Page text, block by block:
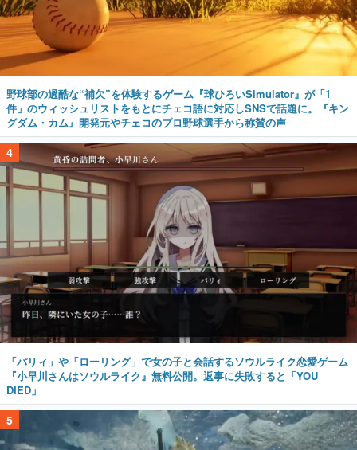
野球部の過酷な“補欠”を体験するゲーム『球ひろいSimulator』が「1
件」のウィッシュリストをもとにチェコ語に対応しSNSで話題に。『キン
グダム・カム』開発元やチェコのプロ野球選手から称賛の声
4
「パリィ」や「ローリング」で女の子と会話するソウルライク恋愛ゲーム
『小早川さんはソウルライク』無料公開。返事に失敗すると「YOU
DIED」
5